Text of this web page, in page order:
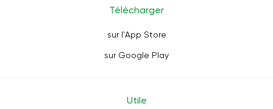
Télécharger
sur l'App Store
sur Google Play
Utile